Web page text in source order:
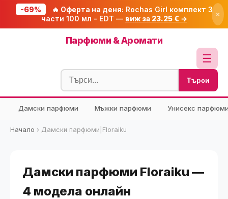
-69% 🔥 Оферта на деня: Rochas Girl комплект 3
части 100 мл - EDT — виж за 23.25 € → ×
Парфюми & Аромати
☰
Блог
🧮 Калкулатори
🔍 Намери продукт
🎁 Подарък
Търси
Дамски парфюми Мъжки парфюми Унисекс
Начало › Дамски парфюми|Floraiku
Дамски парфюми Floraiku —
4 модела онлайн